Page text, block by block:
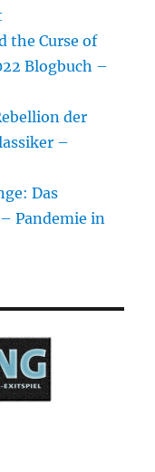
the Curse of
Blogbuch –
der
–
Das
Pandemie in